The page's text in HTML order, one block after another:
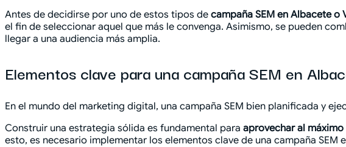
Antes de decidirse por uno de estos tipos de campaña SEM en Albacete o
el fin de seleccionar aquel que más le convenga. Asimismo, se pueden
llegar a una audiencia más amplia.
Elementos clave para una campaña SEM en
En el mundo del marketing digital, una campaña SEM bien planificada y
Construir una estrategia sólida es fundamental para aprovechar al
esto, es necesario implementar los elementos clave de una campaña SEM